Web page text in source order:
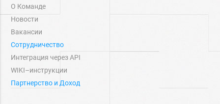
О Команде
Новости
Вакансии
Сотрудничество
Интеграция через API
WIKI–инструкции
Партнерство и Доход